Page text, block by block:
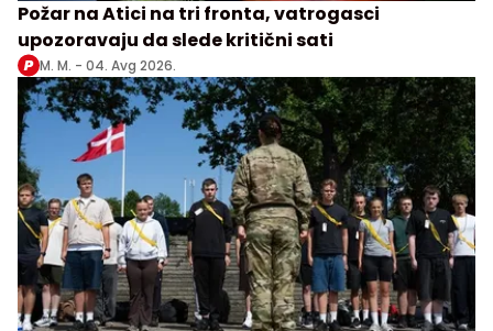
Požar na Atici na tri fronta, vatrogasci
upozoravaju da slede kritični sati
M. M. - 04. Avg 2026.